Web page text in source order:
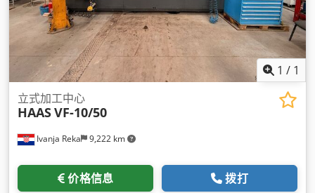
1 / 1
Ivanja Reka 9,222 km
立式加工中心
HAASVF-10/50
价格信息 拨打